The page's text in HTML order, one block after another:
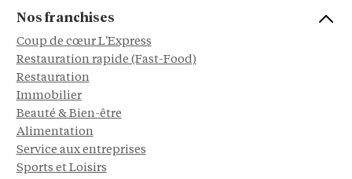
Nos franchises
Coup de cœur L'Express
Restauration rapide (Fast-Food)
Restauration
Immobilier
Beauté & Bien-être
Alimentation
Service aux entreprises
Sports et Loisirs